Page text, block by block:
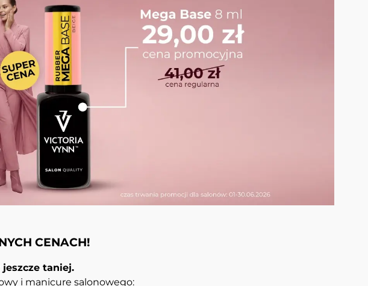
CENACH!
taniej.
i manicure salonowego: